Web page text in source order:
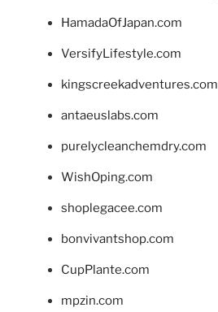
HamadaOfJapan.com
VersifyLifestyle.com
kingscreekadventures.com
antaeuslabs.com
purelycleanchemdry.com
WishOping.com
shoplegacee.com
bonvivantshop.com
CupPlante.com
mpzin.com